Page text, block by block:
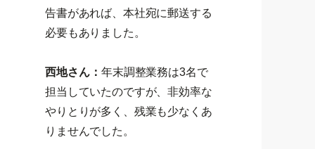
告書があれば、本社宛に郵送する
必要もありました。
西地さん： 年末調整業務は3名で
担当していたのですが、非効率な
やりとりが多く、残業も少なくあ
りませんでした。